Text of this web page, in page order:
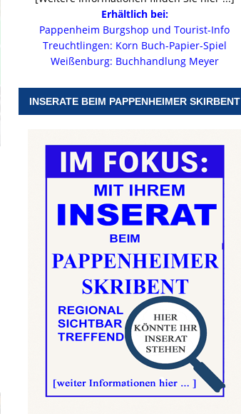
Erhältlich bei:
Pappenheim Burgshop und Tourist-Info
Treuchtlingen: Korn Buch-Papier-Spiel
Weißenburg: Buchhandlung Meyer
INSERATE BEIM PAPPENHEIMER SKIRBENT